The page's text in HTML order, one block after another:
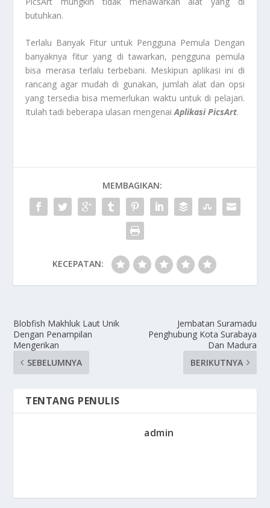
butuhkan.
Terlalu Banyak Fitur untuk Pengguna Pemula Dengan
banyaknya fitur yang di tawarkan, pengguna pemula
bisa merasa terlalu terbebani. Meskipun aplikasi ini di
rancang agar mudah di gunakan, jumlah alat dan opsi
yang tersedia bisa memerlukan waktu untuk di pelajari.
Itulah tadi beberapa ulasan mengenaiAplikasi PicsArt.
MEMBAGIKAN:
KECEPATAN:
Blobfish Makhluk Laut Unik
Dengan Penampilan
Mengerikan
SEBELUMNYA
Jembatan Suramadu
Penghubung Kota Surabaya
Dan Madura
BERIKUTNYA
TENTANG PENULIS
admin